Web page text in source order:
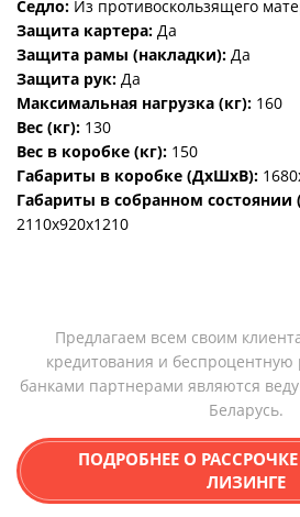
Седло: Из противоскользящего
Защита картера: Да
Защита рамы (накладки): Да
Защита рук: Да
Максимальная нагрузка (кг): 160
Вес (кг): 130
Вес в коробке (кг): 150
Габариты в коробке (ДхШхВ):
Габариты в собранном
2110х920х1210
Предлагаем всем своим
кредитования и
банками партнерами являются
Беларусь.
ПОДРОБНЕЕ О РАССРОЧКЕ
ЛИЗИНГЕ